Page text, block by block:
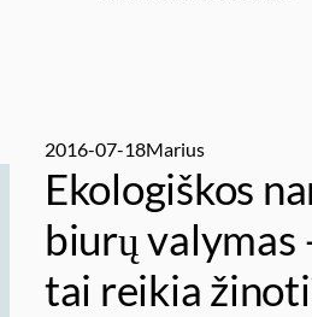
2016-07-18Marius
Ekologiškos
biurų valymas
tai reikia